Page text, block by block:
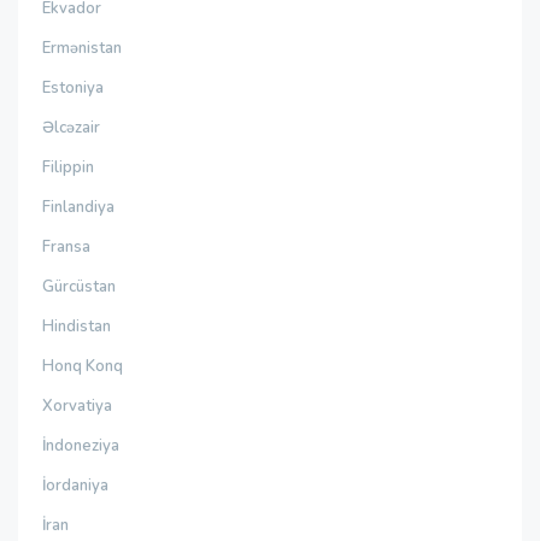
Ekvador
Ermənistan
Estoniya
Əlcəzair
Filippin
Finlandiya
Fransa
Gürcüstan
Hindistan
Honq Konq
Xorvatiya
İndoneziya
İordaniya
İran